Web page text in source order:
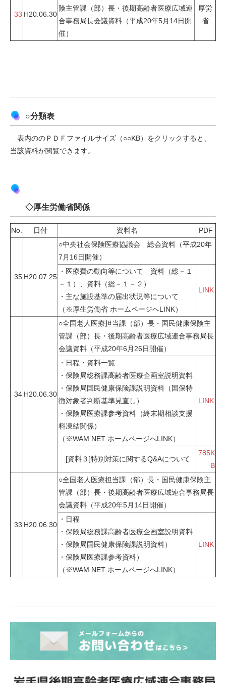
33 H20.06.30
険主管課（部）長・後期高齢者医療広域連
合事務局長会議資料（平成20年5月14日開
催）
厚労
省
○分類表
表内ののＰＤＦファイルサイズ（○○KB）をクリックすると、
当該資料が閲覧できます。
◇厚生労働省関係
No. 日付 資料名 PDF
35 H20.07.25
○中央社会保険医療協議会 総会資料（平成20年
7月16日開催）
・医療費の動向等について 資料（総－１
－１）、資料（総－１－２）
・主な施設基準の届出状況等について
（※厚生労働省 ホームページへLINK）
LINK
34 H20.06.30
○全国老人医療担当課（部）長・国民健康保険主
管課（部）長・後期高齢者医療広域連合事務局長
会議資料（平成20年6月26日開催）
・日程・資料一覧
・保険局総務課高齢者医療企画室説明資料
・保険局国民健康保険課説明資料（国保特
徴対象者判断基準見直し）
・保険局医療課参考資料（終末期相談支援
料凍結関係）
（※WAM NET ホームページへLINK）
LINK
[資料３]特別対策に関するQ&Aについて
785K
B
33 H20.06.30
○全国老人医療担当課（部）長・国民健康保険主
管課（部）長・後期高齢者医療広域連合事務局長
会議資料（平成20年5月14日開催）
・日程
・保険局総務課高齢者医療企画室説明資料
・保険局国民健康保険課説明資料）
・保険局医療課参考資料）
（※WAM NET ホームページへLINK）
LINK